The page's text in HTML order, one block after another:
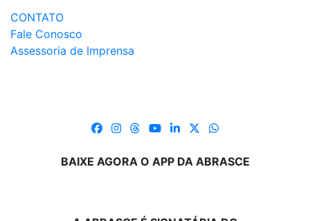
CONTATO
Fale Conosco
Assessoria de Imprensa
BAIXE AGORA O APP DA ABRASCE